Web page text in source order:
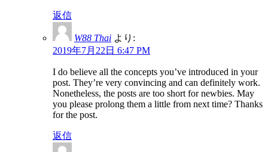
返信
W88 Thai より:
2019年7月22日 6:47 PM
I do believe all the concepts you’ve introduced in your
post. They’re very convincing and can definitely work.
Nonetheless, the posts are too short for newbies. May
you please prolong them a little from next time? Thanks
for the post.
返信